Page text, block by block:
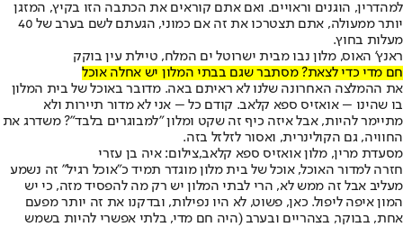
למהדרין, הוגנים וראויים. ואם אתם קוראים את הכתבה הזו בקיץ, המזגן
יותר ממעולה, אתם תצטרכו את זה אם כמוני, הגעתם לשם בערב של 40
מעלות בחוץ.
ראנץ' האוס, מלון נבו מבית ישרוטל ים המלח, טיילת עין בוקק
חם מדי כדי לצאת? מסתבר שגם בבתי המלון יש אחלה אוכל
את ההמלצה האחרונה שלנו לא ראיתם באה. מדובר באוכל של בית המלון
בו שהינו – אואזיס ספא קלאב. קודם כל – אני לא מדור תיירות ולא
מתיימר להיות, אבל איזה כיף זה שקט ומלון "למבוגרים בלבד"? משדרג את
החוויה, גם הקולינרית, ואסור לזלזל בזה.
מסעדת מרין, מלון אואזיס ספא קלאב,צילום: איה בן עזרי
חזרה למדור האוכל, אוכל של בית מלון מוגדר תמיד כ"אוכל רגיל" זה נשמע
מעליב אבל זה ממש לא, הרי לבתי המלון יש רק מה להפסיד מזה, כי יש
המון איפה ליפול. כאן, פשוט, לא היו נפילות, ובדקנו את זה יותר מפעם
אחת, בבוקר, בצהריים ובערב (היה חם מדי, בלתי אפשרי להיות בשמש